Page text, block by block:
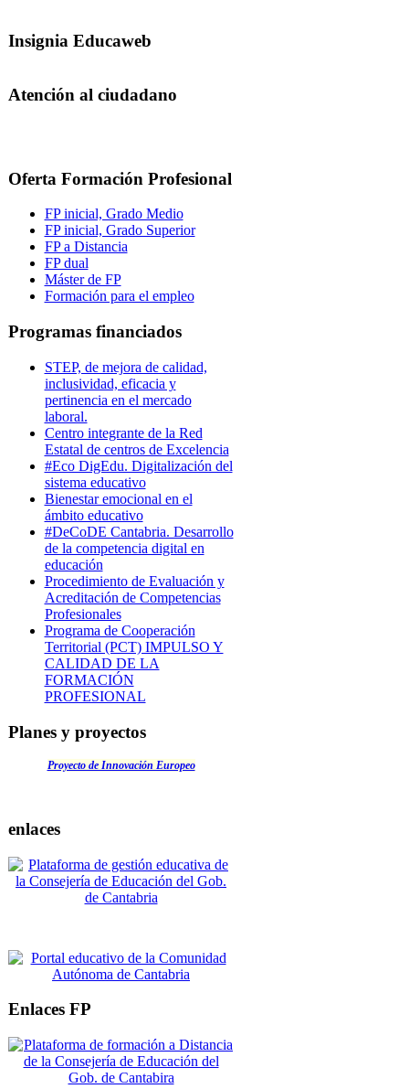
Insignia Educaweb
Atención al ciudadano
Oferta Formación Profesional
FP inicial, Grado Medio
FP inicial, Grado Superior
FP a Distancia
FP dual
Máster de FP
Formación para el empleo
Programas financiados
STEP, de mejora de calidad,
inclusividad, eficacia y
pertinencia en el mercado
laboral.
Centro integrante de la Red
Estatal de centros de Excelencia
#Eco DigEdu. Digitalización del
sistema educativo
Bienestar emocional en el
ámbito educativo
#DeCoDE Cantabria. Desarrollo
de la competencia digital en
educación
Procedimiento de Evaluación y
Acreditación de Competencias
Profesionales
Programa de Cooperación
Territorial (PCT) IMPULSO Y
CALIDAD DE LA
FORMACIÓN
PROFESIONAL
Planes y proyectos
Proyecto de Innovación Europeo
enlaces
Enlaces FP